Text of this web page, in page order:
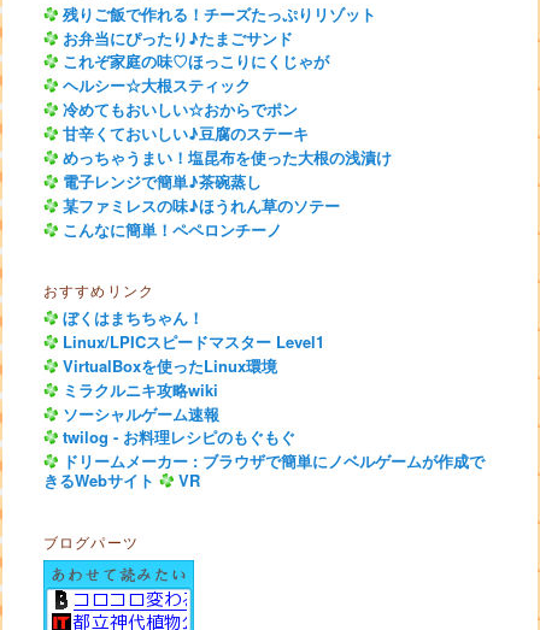
残りご飯で作れる！チーズたっぷりリゾット
お弁当にぴったり♪たまごサンド
これぞ家庭の味♡ほっこりにくじゃが
ヘルシー☆大根スティック
冷めてもおいしい☆おからでポン
甘辛くておいしい♪豆腐のステーキ
めっちゃうまい！塩昆布を使った大根の浅漬け
電子レンジで簡単♪茶碗蒸し
某ファミレスの味♪ほうれん草のソテー
こんなに簡単！ペペロンチーノ
おすすめリンク
ぼくはまちちゃん！
Linux/LPICスピードマスター Level1
VirtualBoxを使ったLinux環境
ミラクルニキ攻略wiki
ソーシャルゲーム速報
twilog - お料理レシピのもぐもぐ
ドリームメーカー : ブラウザで簡単にノベルゲームが作成で
きるWebサイト
VR
ブログパーツ